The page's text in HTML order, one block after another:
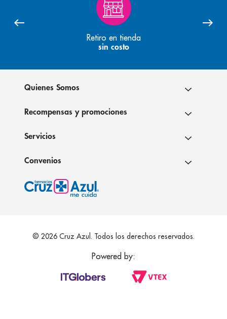
Retiro en tienda
sin costo
Quienes Somos
Recompensas y promociones
Servicios
Convenios
© 2026 Cruz Azul. Todos los derechos reservados.
Powered by: